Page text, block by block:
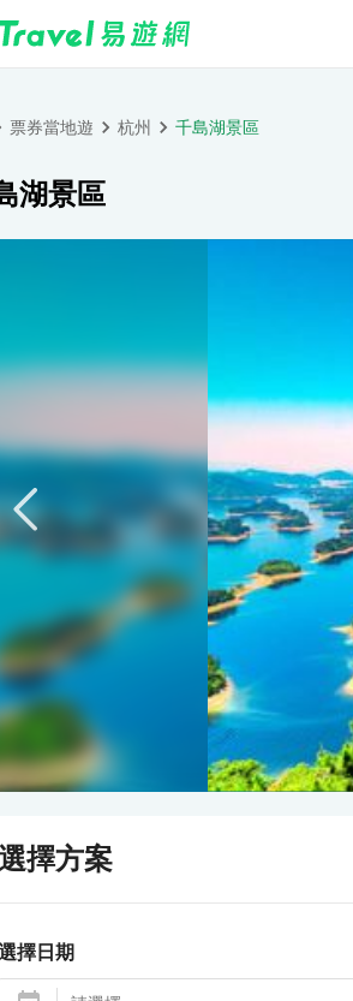
票券當地遊 杭州 千島湖景區
湖景區
擇方案
擇日期